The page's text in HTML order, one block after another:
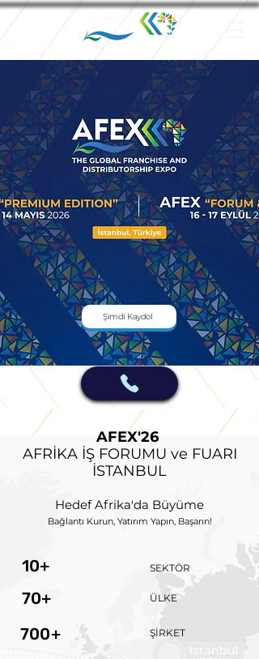
Şimdi Kaydol
SEKTÖR
70+ ÜLKE
700+
ŞİRKET
Bağlantı Kurun, Yatırım Yapın, Başarın!
Hedef Afrika'da Büyüme
AFEX'26
AFRİKA İŞ FORUMU ve FUARI
İSTANBUL
10+